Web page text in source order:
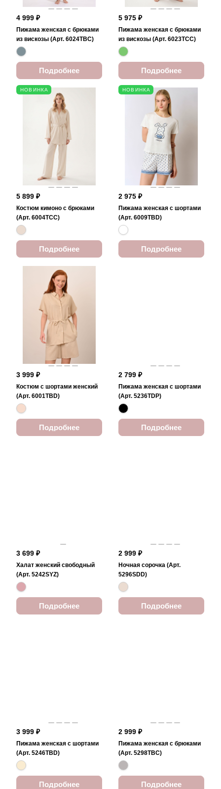
4 999 ₽
Пижама женская с брюками
из вискозы (Арт. 6024TBC)
Подробнее
5 975 ₽
Пижама женская с брюками
из вискозы (Арт. 6023TCC)
Подробнее
НОВИНКА
5 899 ₽
Костюм кимоно с брюками
(Арт. 6004TCC)
Подробнее
НОВИНКА
2 975 ₽
Пижама женская с шортами
(Арт. 6009TBD)
Подробнее
3 999 ₽
Костюм с шортами женский
(Арт. 6001TBD)
Подробнее
2 799 ₽
Пижама женская с шортами
(Арт. 5236TDP)
Подробнее
3 699 ₽
Халат женский свободный
(Арт. 5242SYZ)
Подробнее
2 999 ₽
Ночная сорочка (Арт.
5296SDD)
Подробнее
3 999 ₽
Пижама женская с шортами
(Арт. 5246TBD)
Подробнее
2 999 ₽
Пижама женская с брюками
(Арт. 5298TBC)
Подробнее